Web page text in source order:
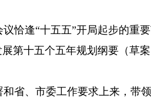
恰逢“十五五”开局起步的重要
第十五个五年规划纲要（草
省、市委工作要求上来，带